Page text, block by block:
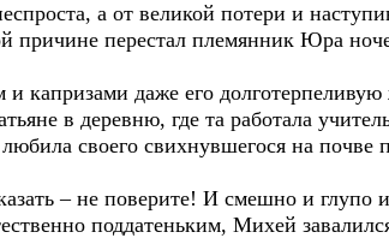
а от великой потери и
причине перестал племянник Юра
капризами даже его
в деревню, где та работала
своего свихнувшегося на почве
– не поверите! И смешно и глупо
поддатеньким, Михей